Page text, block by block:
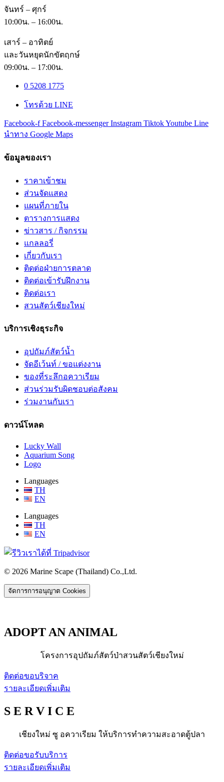
จันทร์ – ศุกร์
10:00น. – 16:00น.
เสาร์ – อาทิตย์
และวันหยุดนักขัตฤกษ์
09:00น. – 17:00น.
0 5208 1775
โทรด้วย LINE
Facebook-f Facebook-messenger Instagram TiktokYoutube Line
นำทาง Google Maps
ข้อมูลของเรา
ราคาเข้าชม
ส่วนจัดแสดง
แผนที่ภายใน
ตารางการแสดง
ข่าวสาร / กิจกรรม
แกลลอรี่
เกี่ยวกับเรา
ติดต่อฝ่ายการตลาด
ติดต่อเข้ารับฝึกงาน
ติดต่อเรา
สวนสัตว์เชียงใหม่
บริการเชิงธุระกิจ
อุปถัมภ์สัตว์น้ำ
จัดอีเว้นท์ / ขอแต่งงาน
ของที่ระลึกอควาเรียม
ส่วนร่วมรับผิดชอบต่อสังคม
ร่วมงานกับเรา
ดาวน์โหลด
Lucky Wall
Aquarium Song
Logo
Languages
TH
EN
Languages
TH
EN
© 2026 Marine Scape (Thailand) Co.,Ltd.
จัดการการอนุญาต Cookies
ADOPT AN ANIMAL
โครงการอุปถัมภ์สัตว์ป่าสวนสัตว์เชียงใหม่
ติดต่อขอบริจาค
รายละเอียดเพิ่มเติม
S E R V I C E
เชียงใหม่ ซู อควาเรียม ให้บริการทำความสะอาดตู้ปลา
ติดต่อขอรับบริการ
รายละเอียดเพิ่มเติม